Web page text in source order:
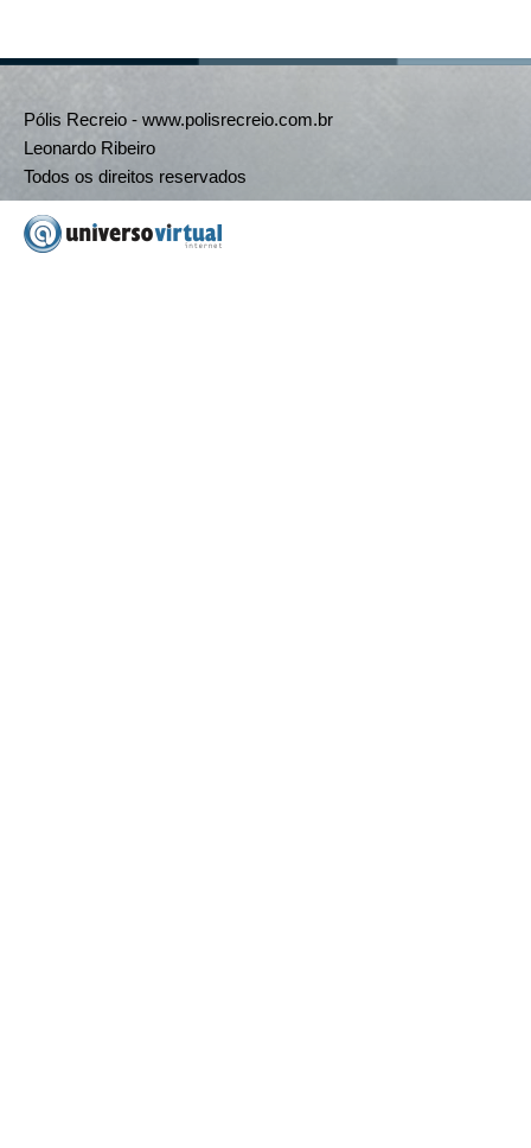
Pólis Recreio - www.polisrecreio.com.br
Leonardo Ribeiro
Todos os direitos reservados